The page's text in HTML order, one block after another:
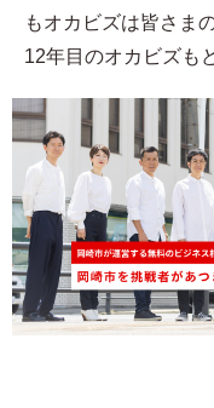
もオカビズは皆さま
12年目のオカビズも